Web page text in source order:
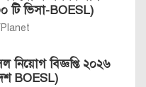
টি ভিসা-BOESL)
নিয়োগ বিজ্ঞপ্তি ২০২৬
BOESL)